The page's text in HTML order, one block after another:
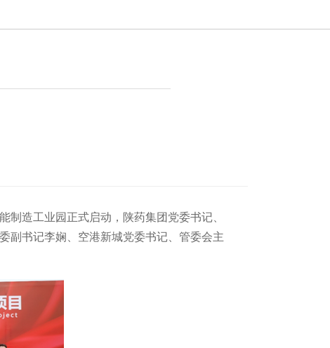
制造工业园正式启动，陕药集团党委书记、
副书记李娴、空港新城党委书记、管委会主